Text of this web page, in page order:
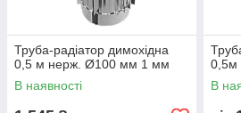
Труба-радіатор димохідна
0,5 м нерж. Ø100 мм 1 мм
В наявності
0,5м
В